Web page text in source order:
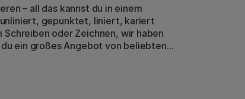
– all das kannst du in einem
gepunktet, liniert, kariert
oder Zeichnen, wir haben
ein großes Angebot von beliebten
und viele mehr. Zudem hast du hier
weichen Lederumschlägen oder